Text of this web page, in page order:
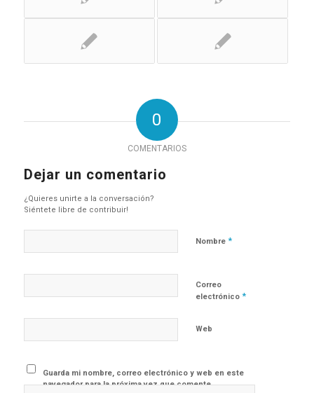
0
COMENTARIOS
Dejar un comentario
¿Quieres unirte a la conversación?
Siéntete libre de contribuir!
Nombre *
Correo
electrónico *
Web
Guarda mi nombre, correo electrónico y web en este
navegador para la próxima vez que comente.